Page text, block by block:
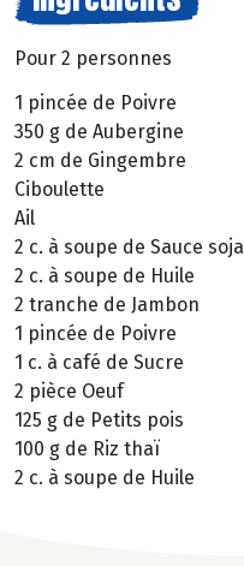
Pour 2 personnes
1 pincée de Poivre
350 g de Aubergine
2 cm de Gingembre
Ciboulette
Ail
2 c. à soupe de Sauce soja
2 c. à soupe de Huile
2 tranche de Jambon
1 pincée de Poivre
1 c. à café de Sucre
2 pièce Oeuf
125 g de Petits pois
100 g de Riz thaï
2 c. à soupe de Huile